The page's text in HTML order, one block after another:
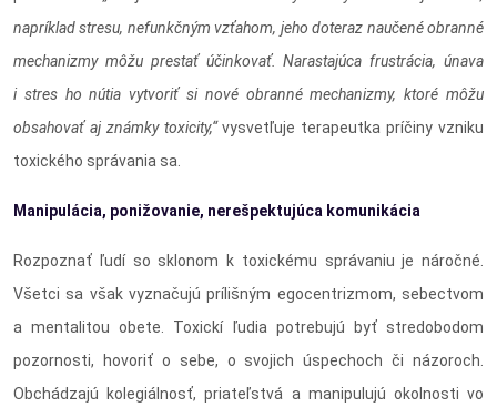
napríklad stresu, nefunkčným vzťahom, jeho doteraz naučené obranné
mechanizmy môžu prestať účinkovať. Narastajúca frustrácia, únava
i stres ho nútia vytvoriť si nové obranné mechanizmy, ktoré môžu
obsahovať aj známky toxicity,“vysvetľuje terapeutka príčiny vzniku
toxického správania sa.
Manipulácia, ponižovanie, nerešpektujúca komunikácia
Rozpoznať ľudí so sklonom k toxickému správaniu je náročné.
Všetci sa však vyznačujú prílišným egocentrizmom, sebectvom
a mentalitou obete. Toxickí ľudia potrebujú byť stredobodom
pozornosti, hovoriť o sebe, o svojich úspechoch či názoroch.
Obchádzajú kolegiálnosť, priateľstvá a manipulujú okolnosti vo